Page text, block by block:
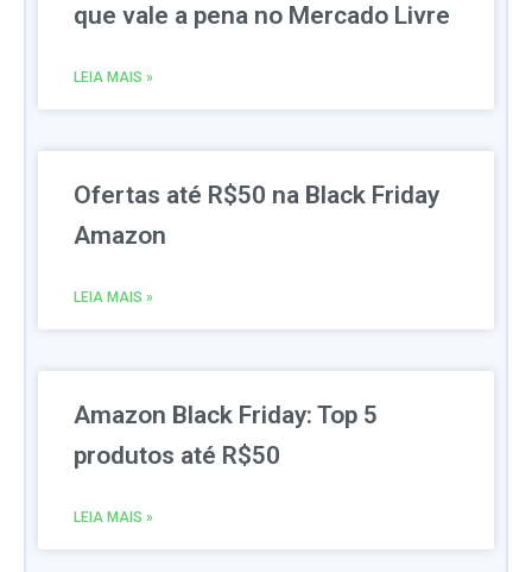
que vale a pena no Mercado Livre
LEIA MAIS »
Ofertas até R$50 na Black Friday
Amazon
LEIA MAIS »
Amazon Black Friday: Top 5
produtos até R$50
LEIA MAIS »